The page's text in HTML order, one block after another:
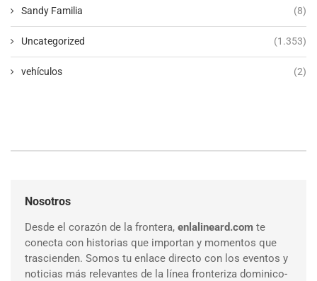
Sandy Familia (8)
Uncategorized (1.353)
vehículos (2)
Nosotros
Desde el corazón de la frontera, enlalineard.com te
conecta con historias que importan y momentos que
trascienden. Somos tu enlace directo con los eventos y
noticias más relevantes de la línea fronteriza dominico-